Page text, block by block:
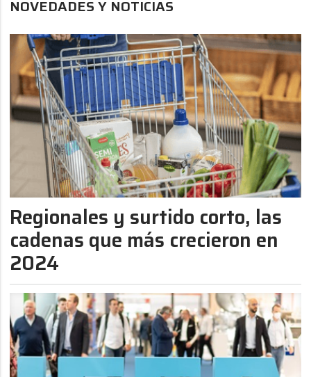
NOVEDADES Y NOTICIAS
Regionales y surtido corto, las
cadenas que más crecieron en
2024